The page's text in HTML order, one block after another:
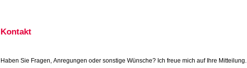
Kontakt
Haben Sie Fragen, Anregungen oder sonstige Wünsche? Ich freue mich auf Ihre Mitteilung.